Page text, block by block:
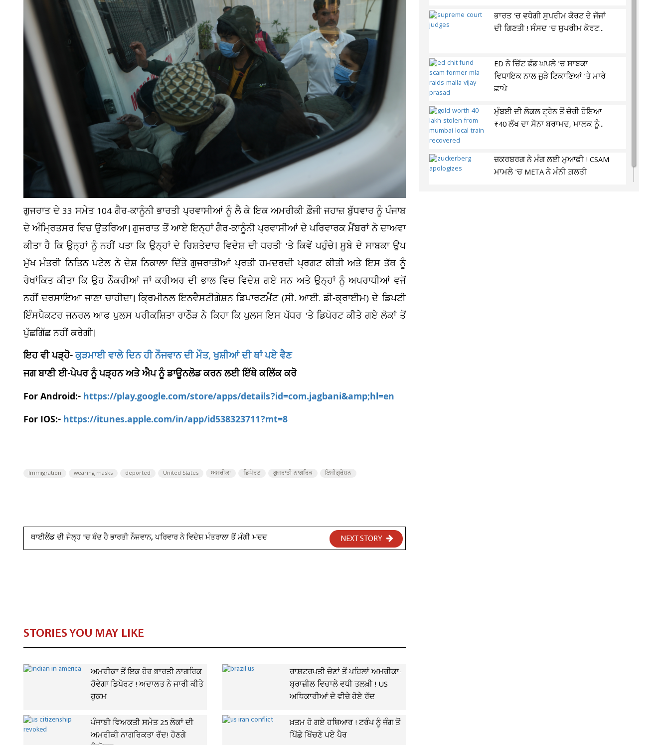
ਗੁਜਰਾਤ ਦੇ 33 ਸਮੇਤ 104 ਗੈਰ-ਕਾਨੂੰਨੀ ਭਾਰਤੀ ਪ੍ਰਵਾਸੀਆਂ ਨੂੰ ਲੈ ਕੇ ਇਕ ਅਮਰੀਕੀ ਫ਼ੌਜੀ ਜਹਾਜ਼ ਬੁੱਧਵਾਰ ਨੂੰ ਪੰਜਾਬ
ਦੇ ਅੰਮ੍ਰਿਤਸਰ ਵਿਚ ਉਤਰਿਆ। ਗੁਜਰਾਤ ਤੋਂ ਆਏ ਇਨ੍ਹਾਂ ਗੈਰ-ਕਾਨੂੰਨੀ ਪ੍ਰਵਾਸੀਆਂ ਦੇ ਪਰਿਵਾਰਕ ਮੈਂਬਰਾਂ ਨੇ ਦਾਅਵਾ
ਕੀਤਾ ਹੈ ਕਿ ਉਨ੍ਹਾਂ ਨੂੰ ਨਹੀਂ ਪਤਾ ਕਿ ਉਨ੍ਹਾਂ ਦੇ ਰਿਸ਼ਤੇਦਾਰ ਵਿਦੇਸ਼ ਦੀ ਧਰਤੀ 'ਤੇ ਕਿਵੇਂ ਪਹੁੰਚੇ। ਸੂਬੇ ਦੇ ਸਾਬਕਾ ਉਪ
ਮੁੱਖ ਮੰਤਰੀ ਨਿਤਿਨ ਪਟੇਲ ਨੇ ਦੇਸ਼ ਨਿਕਾਲਾ ਦਿੱਤੇ ਗੁਜਰਾਤੀਆਂ ਪ੍ਰਤੀ ਹਮਦਰਦੀ ਪ੍ਰਗਟ ਕੀਤੀ ਅਤੇ ਇਸ ਤੱਥ ਨੂੰ
ਰੇਖਾਂਕਿਤ ਕੀਤਾ ਕਿ ਉਹ ਨੌਕਰੀਆਂ ਜਾਂ ਕਰੀਅਰ ਦੀ ਭਾਲ ਵਿਚ ਵਿਦੇਸ਼ ਗਏ ਸਨ ਅਤੇ ਉਨ੍ਹਾਂ ਨੂੰ ਅਪਰਾਧੀਆਂ ਵਜੋਂ
ਨਹੀਂ ਦਰਸਾਇਆ ਜਾਣਾ ਚਾਹੀਦਾ। ਕ੍ਰਿਮੀਨਲ ਇਨਵੈਸਟੀਗੇਸ਼ਨ ਡਿਪਾਰਟਮੈਂਟ (ਸੀ. ਆਈ. ਡੀ-ਕ੍ਰਾਈਮ) ਦੇ ਡਿਪਟੀ
ਇੰਸਪੈਕਟਰ ਜਨਰਲ ਆਫ ਪੁਲਸ ਪਰੀਕਸ਼ਿਤਾ ਰਾਠੌੜ ਨੇ ਕਿਹਾ ਕਿ ਪੁਲਸ ਇਸ ਪੱਧਰ 'ਤੇ ਡਿਪੋਰਟ ਕੀਤੇ ਗਏ ਲੋਕਾਂ ਤੋਂ
ਪੁੱਛਗਿੱਛ ਨਹੀਂ ਕਰੇਗੀ।
ਇਹ ਵੀ ਪੜ੍ਹੋ-ਕੁੜਮਾਈ ਵਾਲੇ ਦਿਨ ਹੀ ਨੌਜਵਾਨ ਦੀ ਮੌਤ, ਖੁਸ਼ੀਆਂ ਦੀ ਥਾਂ ਪਏ ਵੈਣ
ਜਗ ਬਾਣੀ ਈ-ਪੇਪਰ ਨੂੰ ਪੜ੍ਹਨ ਅਤੇ ਐਪ ਨੂੰ ਡਾਊਨਲੋਡ ਕਰਨ ਲਈ ਇੱਥੇ ਕਲਿੱਕ ਕਰੋ
For Android:-https://play.google.com/store/apps/details?id=com.jagbani&amp;hl=en
For IOS:-https://itunes.apple.com/in/app/id538323711?mt=8
Immigration wearing masks deported United States ਅਮਰੀਕਾ ਡਿਪੋਰਟ ਗੁਜਰਾਤੀ ਨਾਗਰਿਕ ਇਮੀਗ੍ਰੇਸ਼ਨ
ਥਾਈਲੈਂਡ ਦੀ ਜੇਲ੍ਹ 'ਚ ਬੰਦ ਹੈ ਭਾਰਤੀ ਨੌਜਵਾਨ, ਪਰਿਵਾਰ ਨੇ ਵਿਦੇਸ਼ ਮੰਤਰਾਲਾ ਤੋਂ ਮੰਗੀ ਮਦਦ NEXT STORY
STORIES YOU MAY LIKE
ਅਮਰੀਕਾ ਤੋਂ ਇਕ ਹੋਰ ਭਾਰਤੀ ਨਾਗਰਿਕ
ਹੋਵੇਗਾ ਡਿਪੋਰਟ ! ਅਦਾਲਤ ਨੇ ਜਾਰੀ ਕੀਤੇ
ਹੁਕਮ
ਰਾਸ਼ਟਰਪਤੀ ਚੋਣਾਂ ਤੋਂ ਪਹਿਲਾਂ ਅਮਰੀਕਾ-
ਬ੍ਰਾਜ਼ੀਲ ਵਿਚਾਲੇ ਵਧੀ ਤਲਖ਼ੀ ! US
ਅਧਿਕਾਰੀਆਂ ਦੇ ਵੀਜ਼ੇ ਹੋਏ ਰੱਦ
ਪੰਜਾਬੀ ਵਿਅਕਤੀ ਸਮੇਤ 25 ਲੋਕਾਂ ਦੀ
ਅਮਰੀਕੀ ਨਾਗਰਿਕਤਾ ਰੱਦ! ਹੋਣਗੇ
ਖ਼ਤਮ ਹੋ ਗਏ ਹਥਿਆਰ ! ਟਰੰਪ ਨੂੰ ਜੰਗ ਤੋਂ
ਪਿੱਛੇ ਖਿੱਚਣੇ ਪਏ ਪੈਰ
ਭਾਰਤ 'ਚ ਵਧੇਗੀ ਸੁਪਰੀਮ ਕੋਰਟ ਦੇ ਜੱਜਾਂ
ਦੀ ਗਿਣਤੀ ! ਸੰਸਦ 'ਚ ਸੁਪਰੀਮ ਕੋਰਟ...
ED ਨੇ ਚਿੱਟ ਫੰਡ ਘਪਲੇ 'ਚ ਸਾਬਕਾ
ਵਿਧਾਇਕ ਨਾਲ ਜੁੜੇ ਟਿਕਾਣਿਆਂ 'ਤੇ ਮਾਰੇ
ਛਾਪੇ
ਮੁੰਬਈ ਦੀ ਲੋਕਲ ਟ੍ਰੇਨ ਤੋਂ ਚੋਰੀ ਹੋਇਆ
₹40 ਲੱਖ ਦਾ ਸੋਨਾ ਬਰਾਮਦ, ਮਾਲਕ ਨੂੰ...
ਜ਼ਕਰਬਰਗ ਨੇ ਮੰਗ ਲਈ ਮੁਆਫ਼ੀ ! CSAM
ਮਾਮਲੇ 'ਚ META ਨੇ ਮੰਨੀ ਗ਼ਲਤੀ